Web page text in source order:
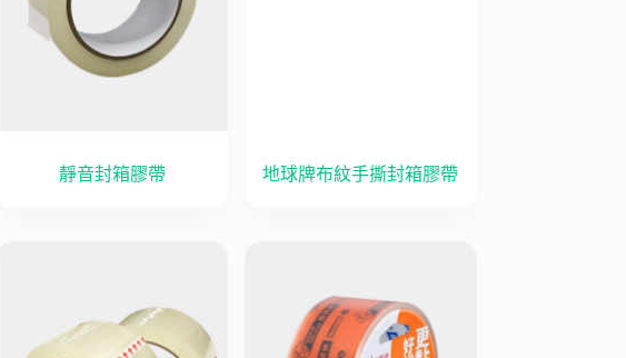
靜音封箱膠帶 地球牌布紋手撕封箱膠帶